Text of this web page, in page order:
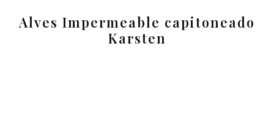
Alves Impermeable capitoneado
Karsten